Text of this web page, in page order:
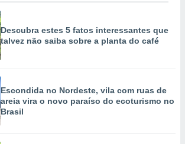
Descubra estes 5 fatos interessantes que
talvez não saiba sobre a planta do café
Escondida no Nordeste, vila com ruas de
areia vira o novo paraíso do ecoturismo no
Brasil